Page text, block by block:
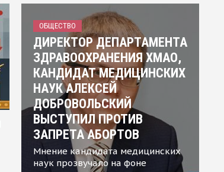
ОБЩЕСТВО
ДИРЕКТОР ДЕПАРТАМЕНТА
ЗДРАВООХРАНЕНИЯ ХМАО,
КАНДИДАТ МЕДИЦИНСКИХ
НАУК АЛЕКСЕЙ
ДОБРОВОЛЬСКИЙ
ВЫСТУПИЛ ПРОТИВ
ЗАПРЕТА АБОРТОВ
Мнение кандидата медицинских
наук прозвучало на фоне